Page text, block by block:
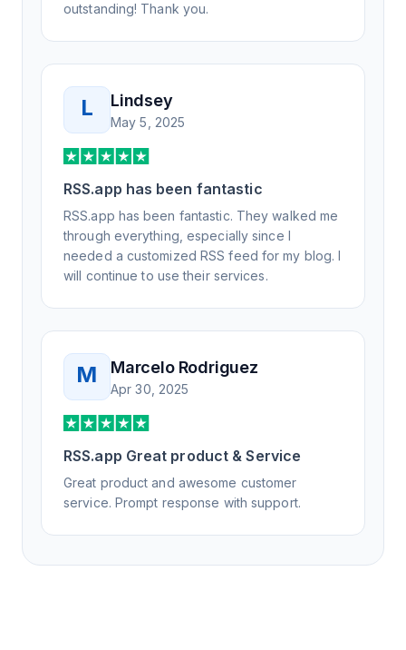
outstanding! Thank you.
L Lindsey
May 5, 2025
RSS.app has been fantastic
RSS.app has been fantastic. They walked me
through everything, especially since I
needed a customized RSS feed for my blog. I
will continue to use their services.
M Marcelo Rodriguez
Apr 30, 2025
RSS.app Great product & Service
Great product and awesome customer
service. Prompt response with support.